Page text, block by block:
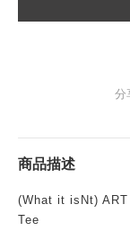
分
商品描述
(What it isNt)
Tee